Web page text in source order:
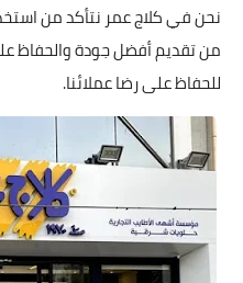
نحن في كلاج عمر نتأكد من
من تقديم أفضل جودة والحفاظ
للحفاظ على رضا عملائنا.